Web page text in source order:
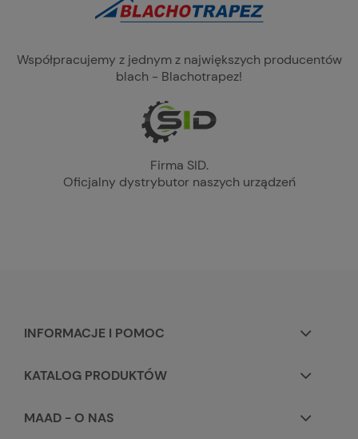
Współpracujemy z jednym z największych producentów
blach - Blachotrapez!
Firma SID.
Oficjalny dystrybutor naszych urządzeń
INFORMACJE I POMOC
KATALOG PRODUKTÓW
MAAD - O NAS